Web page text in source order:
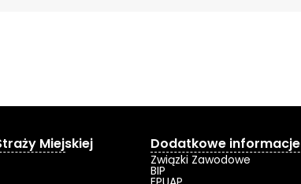
Miejskiej Dodatkowe informacje
Związki Zawodowe
BIP